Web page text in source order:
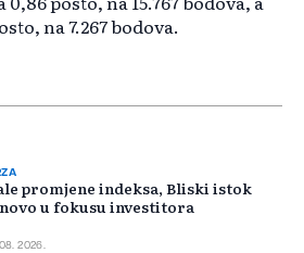
na 7.267 bodova.
promjene indeksa, Bliski istok
u fokusu investitora
2026.